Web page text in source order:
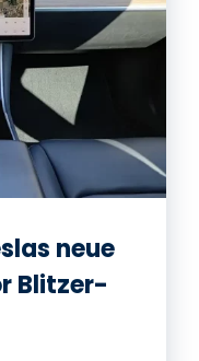
neue
Blitzer-